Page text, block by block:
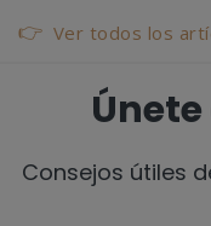
Ver todos los
Consejos útiles